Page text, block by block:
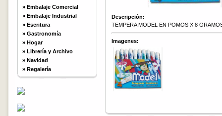
» Embalaje Comercial
» Embalaje Industrial
» Escritura
» Gastronomía
» Hogar
» Librería y Archivo
» Navidad
» Regalería
Descripción:
TEMPERA MODEL EN POMOS X 8
Imagenes: